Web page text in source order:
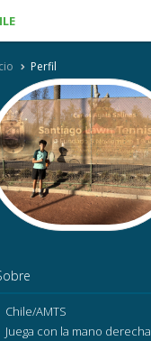
Perfil
Chile/AMTS
Juega con la mano derecha.